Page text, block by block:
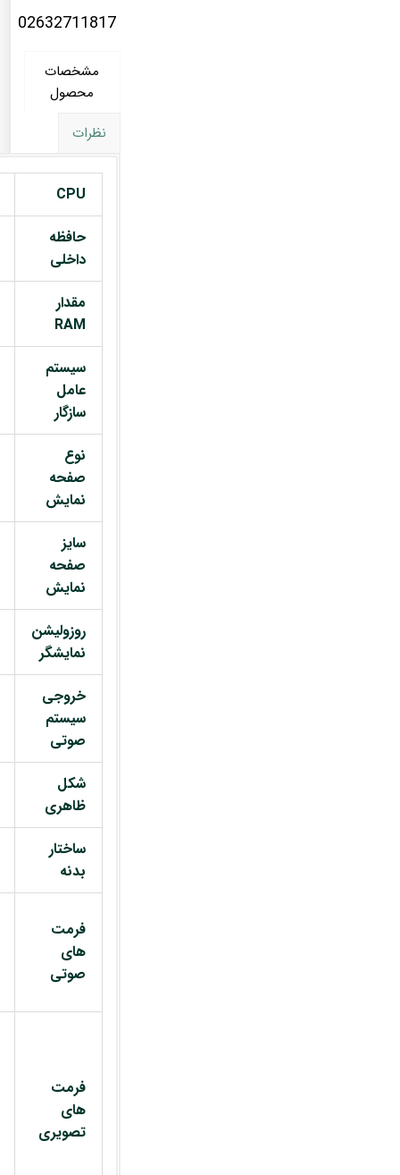
02632711817
مشخصات
محصول
نظرات
CPU
حافظه
داخلی
مقدار
RAM
سیستم
عامل
سازگار
نوع
صفحه
نمایش
سایز
صفحه
نمایش
روزولیشن
نمایشگر
خروجی
سیستم
صوتی
شکل
ظاهری
ساختار
بدنه
فرمت
های
صوتی
فرمت
های
تصویری